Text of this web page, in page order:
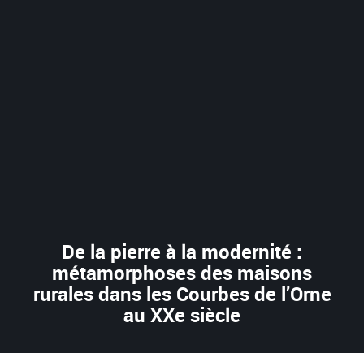
De la pierre à la modernité :
métamorphoses des maisons
rurales dans les Courbes de l’Orne
au XXe siècle